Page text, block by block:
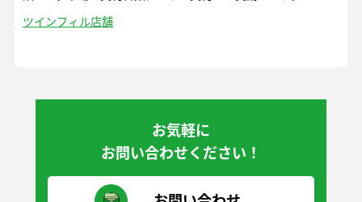
ツインフィル店舗
お気軽に
お問い合わせください！